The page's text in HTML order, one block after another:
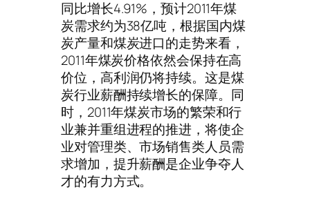
同比增长4.91%，预计2011年煤
炭需求约为38亿吨，根据国内煤
炭产量和煤炭进口的走势来看，
2011年煤炭价格依然会保持在高
价位，高利润仍将持续。这是煤
炭行业薪酬持续增长的保障。同
时，2011年煤炭市场的繁荣和行
业兼并重组进程的推进，将使企
业对管理类、市场销售类人员需
求增加，提升薪酬是企业争夺人
才的有力方式。